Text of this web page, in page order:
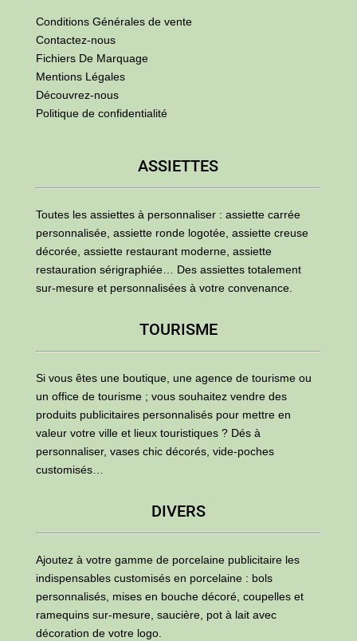
Conditions Générales de vente
Contactez-nous
Fichiers De Marquage
Mentions Légales
Découvrez-nous
Politique de confidentialité
ASSIETTES
Toutes les assiettes à personnaliser : assiette carrée
personnalisée, assiette ronde logotée, assiette creuse
décorée, assiette restaurant moderne, assiette
restauration sérigraphiée… Des assiettes totalement
sur-mesure et personnalisées à votre convenance.
TOURISME
Si vous êtes une boutique, une agence de tourisme ou
un office de tourisme ; vous souhaitez vendre des
produits publicitaires personnalisés pour mettre en
valeur votre ville et lieux touristiques ? Dés à
personnaliser, vases chic décorés, vide-poches
customisés…
DIVERS
Ajoutez à votre gamme de porcelaine publicitaire les
indispensables customisés en porcelaine : bols
personnalisés, mises en bouche décoré, coupelles et
ramequins sur-mesure, saucière, pot à lait avec
décoration de votre logo.